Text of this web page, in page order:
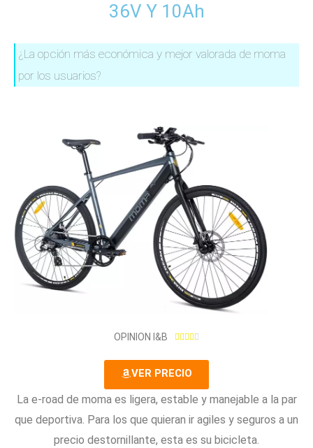
36V Y 10Ah
¿La opción más económica y mejor valorada de moma
por los usuarios?
La e-road de moma es ligera, estable y manejable a la par
que deportiva. Para los que quieran ir agiles y seguros a un
precio destornillante, esta es su bicicleta.
OPINION I&B 
5
VER PRECIO